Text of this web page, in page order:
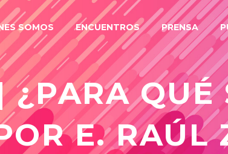
SOMOS ENCUENTROS PRENSA
QUÉ
E. RAÚL